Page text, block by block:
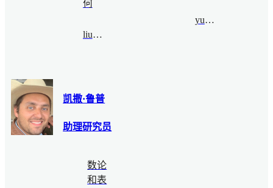
何
liusixu@bimsa.cn
yuxliu@bimsa.cn
凯撒·鲁普
助理研究员
数论
和表